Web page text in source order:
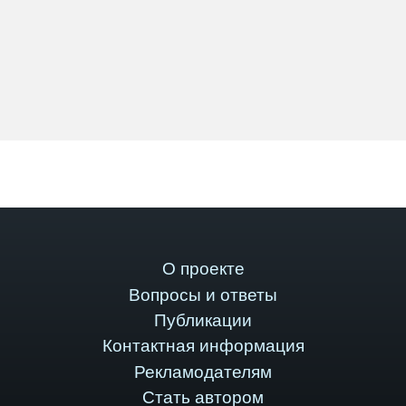
О проекте
Вопросы и ответы
Публикации
Контактная информация
Рекламодателям
Стать автором